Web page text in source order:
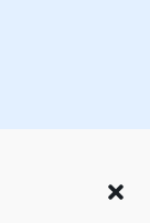
Autenticitate